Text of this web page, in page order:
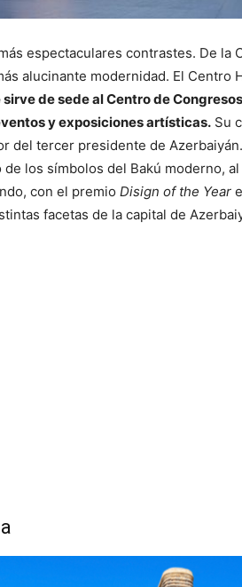
espectaculares contrastes. De la
alucinante modernidad. El Centro
de sede al Centro de
y exposiciones artísticas. Su
del tercer presidente de
los símbolos del Bakú moderno,
con el premio Disign of the Year
facetas de la capital de